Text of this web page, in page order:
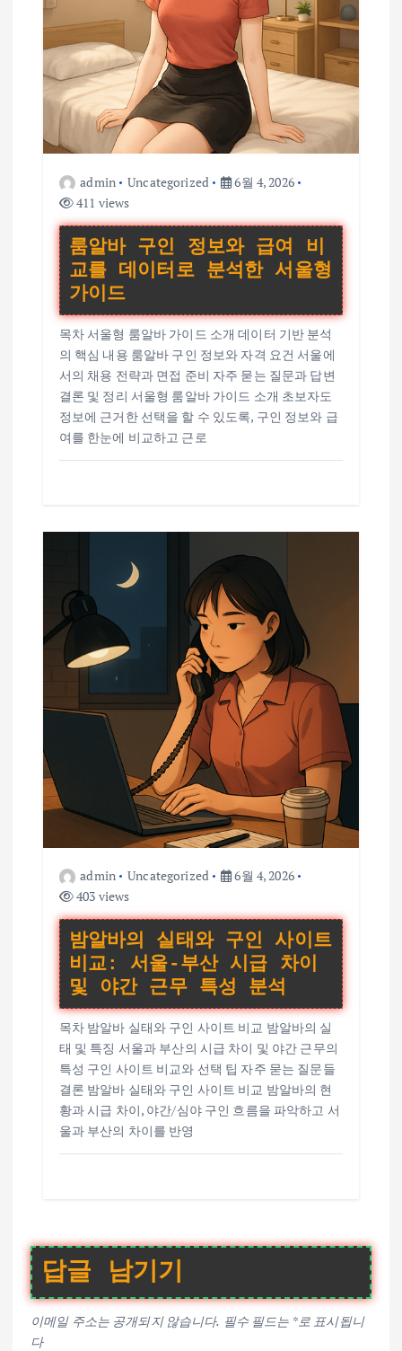
admin Uncategorized
6월 4, 2026
411 views
룸알바 구인 정보와 급여 비
교를 데이터로 분석한 서울형
가이드
목차 서울형 룸알바 가이드 소개 데이터 기반 분석
의 핵심 내용 룸알바 구인 정보와 자격 요건 서울에
서의 채용 전략과 면접 준비 자주 묻는 질문과 답변
결론 및 정리 서울형 룸알바 가이드 소개 초보자도
정보에 근거한 선택을 할 수 있도록, 구인 정보와 급
여를 한눈에 비교하고 근로
admin Uncategorized
6월 4, 2026
403 views
밤알바의 실태와 구인 사이트
비교: 서울-부산 시급 차이
및 야간 근무 특성 분석
목차 밤알바 실태와 구인 사이트 비교 밤알바의 실
태 및 특징 서울과 부산의 시급 차이 및 야간 근무의
특성 구인 사이트 비교와 선택 팁 자주 묻는 질문들
결론 밤알바 실태와 구인 사이트 비교 밤알바의 현
황과 시급 차이, 야간/심야 구인 흐름을 파악하고 서
울과 부산의 차이를 반영
답글 남기기
이메일 주소는 공개되지 않습니다. 필수 필드는 *로 표시됩니
다